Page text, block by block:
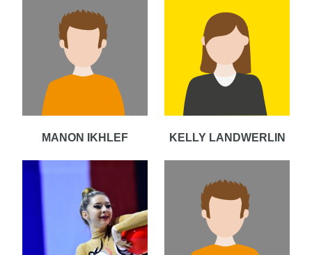
MANON IKHLEF KELLY LANDWERLIN